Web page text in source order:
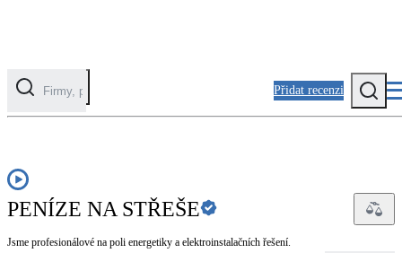
Přidat recenzi
Solární ohřev vody
EDU
PENÍZE NA STŘEŠE
Jsme profesionálové na poli energetiky a elektroinstalačních řešení.